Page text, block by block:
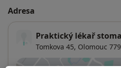
Adresa
Praktický lékař
Tomkova 45, Olomouc